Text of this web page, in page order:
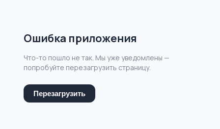
Ошибка приложения
Что-то пошло не так. Мы уже уведомлены —
попробуйте перезагрузить страницу.
Перезагрузить